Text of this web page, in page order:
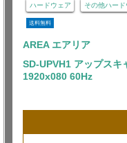
ハードウェア その他ハード
送料無料
AREA エアリア
SD-UPVH1 アップス
1920x080 60Hz